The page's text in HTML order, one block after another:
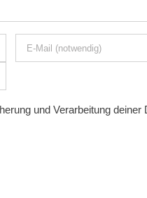
und Verarbeitung